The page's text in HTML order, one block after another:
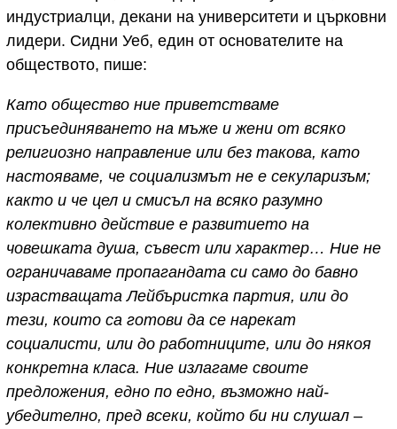
индустриалци, декани на университети и църковни
лидери. Сидни Уеб, един от основателите на
обществото, пише:
Като общество ние приветстваме
присъединяването на мъже и жени от всяко
религиозно направление или без такова, като
настояваме, че социализмът не е секуларизъм;
както и че цел и смисъл на всяко разумно
колективно действие е развитието на
човешката душа, съвест или характер… Ние не
ограничаваме пропагандата си само до бавно
израстващата Лейбъристка партия, или до
тези, които са готови да се нарекат
социалисти, или до работниците, или до някоя
конкретна класа. Ние излагаме своите
предложения, едно по едно, възможно най-
убедително, пред всеки, който би ни слушал –